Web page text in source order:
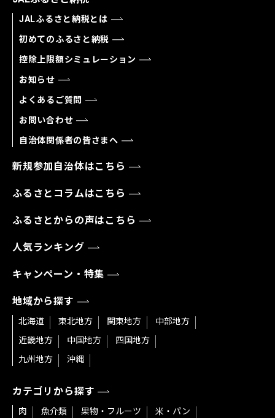
JALふるさと納税とは
初めてのふるさと納税
控除上限額シミュレーション
お知らせ
よくあるご質問
お問い合わせ
自治体関係者の皆さまへ
新規参加自治体はこちら
ふるさとコラムはこちら
ふるさとからの声はこちら
人気ランキング
キャンペーン・特集
地域から探す
北海道 東北地方 関東地方
中部地方
近畿地方
中国地方
四国地方
九州地方
沖縄
カテゴリから探す
肉 魚介類 果物・フルーツ
米・パン